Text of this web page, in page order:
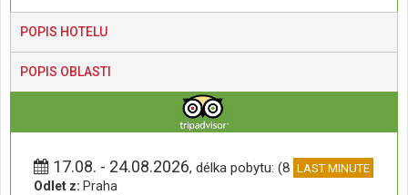
POPIS HOTELU
POPIS OBLASTI
17.08. - 24.08.2026, délka pobytu: (8 dní)LAST MINUTE
Odlet z: Praha